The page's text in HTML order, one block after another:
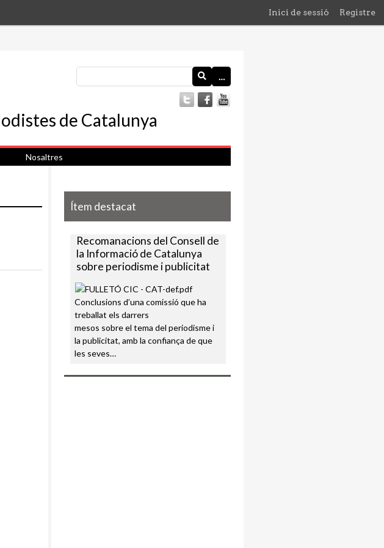
Inici de sessió Registre
…
Nosaltres
Ítem destacat
Recomanacions del Consell de
la Informació de Catalunya
sobre periodisme i publicitat
Conclusions d’una comissió que ha
treballat els darrers
mesos sobre el tema del periodisme i
la publicitat, amb la confiança de que
les seves…